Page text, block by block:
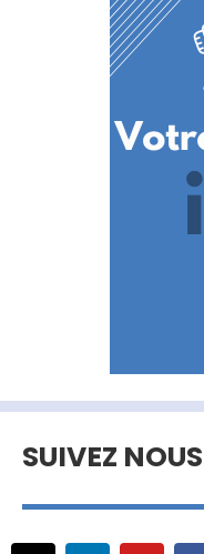
SUIVEZ NOUS